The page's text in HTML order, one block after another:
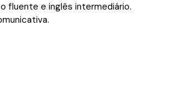
fluente e inglês intermediário.